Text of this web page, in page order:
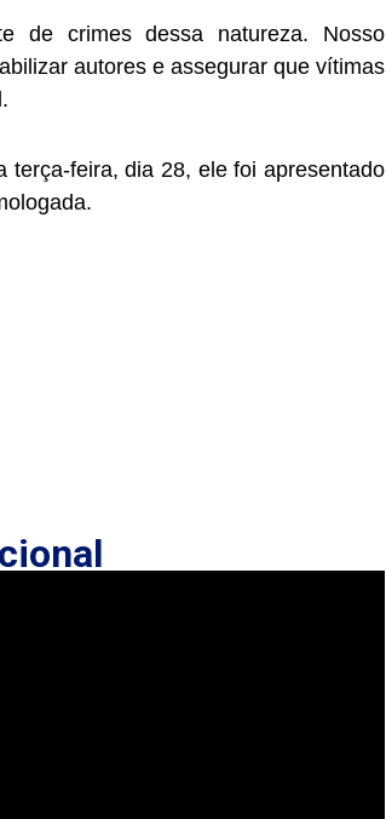
de crimes dessa natureza. Nosso
autores e assegurar que vítimas
feira, dia 28, ele foi apresentado